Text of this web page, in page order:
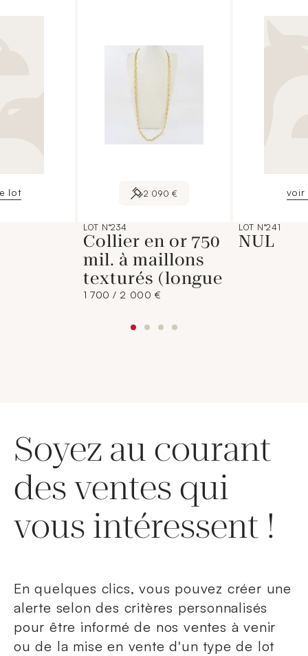
lot 2 090 €
LOT N°234
Collier en or 750
mil. à maillons
texturés (longue
1 700 / 2 000 €
voir
LOT N°241
NUL
Soyez au courant
des ventes qui
vous intéressent !
En quelques clics, vous pouvez créer une
alerte selon des critères personnalisés
pour être informé de nos ventes à venir
ou de la mise en vente d'un type de lot